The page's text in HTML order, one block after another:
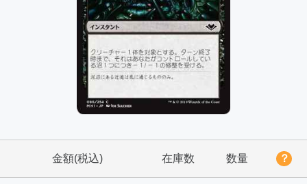
金額(税込) 在庫数 数量 ？